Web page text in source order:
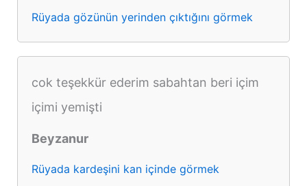
Rüyada gözünün yerinden çıktığını görmek
cok teşekkür ederim sabahtan beri içim
içimi yemişti
Beyzanur
Rüyada kardeşini kan içinde görmek